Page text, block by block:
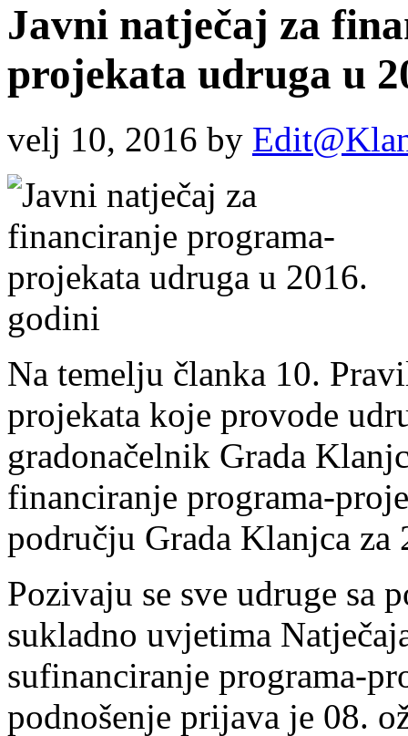
Javni natječaj za
projekata udruga u
velj 10, 2016 by
Na temelju članka 10.
projekata koje provode
gradonačelnik Grada
financiranje programa-
području Grada Klanjca za
Pozivaju se sve udruge sa
sukladno uvjetima
sufinanciranje programa-
podnošenje prijava je 08.